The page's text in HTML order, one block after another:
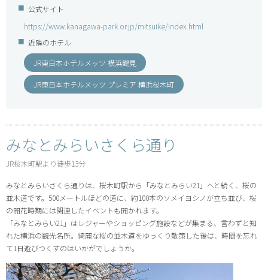
公式サイト
https://www.kanagawa-park.or.jp/mitsuike/index.html
近隣のホテル
JR東日本ホテルメッツ 横浜鶴見
JR東日本ホテルメッツ プレミア 横浜桜木町
みなとみらいさくら通り
JR桜木町駅より徒歩13分
みなとみらいさくら通りは、桜木町駅から「みなとみらい21」へと続く、桜の
並木道です。500メートルほどの道に、約100本のソメイヨシノが立ち並び、桜
の開花時期には関連したイベントも開かれます。
「みなとみらい21」はレジャーやショッピング施設などが集まる、言わずと知
れた横浜の観光名所。綺麗な桜の並木道をゆっくり散策した後は、時間を忘れ
て1日遊びつくすのはいかがでしょうか。